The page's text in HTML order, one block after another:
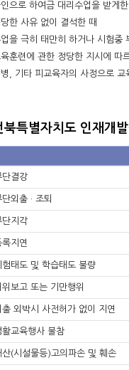
인으로 하여금 대리수업을 받게
당한 사유 없이 결석한 때
을 극히 태만히 하거나 시험중
훈련에 관한 정당한 지시에 따
병, 기타 피교육자의 사정으로
북특별자치도 인재개
단결강
외출 · 조퇴
지각
지연
태도 및 학습태도 불량
보고 또는 기만행위
외박시 사전허가 없이 지연
교육행사 불참
(시설물등)고의파손 및 훼손